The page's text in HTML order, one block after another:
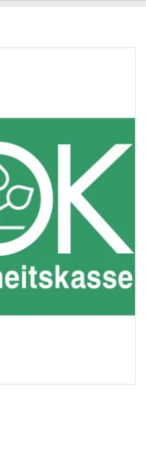
Gesundheitskasse
13. Dezember